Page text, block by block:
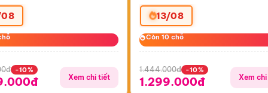
-10%
Xem chi tiết
13/08
Còn 10 chỗ
Còn 10 chỗ
1.444.000đ -10%
1.299.000đ Xem